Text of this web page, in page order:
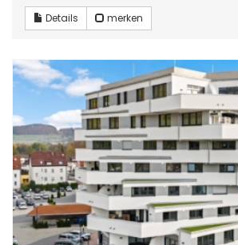
Details merken